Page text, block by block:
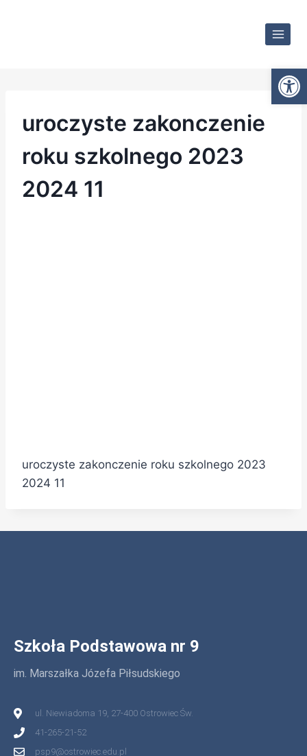
uroczyste zakonczenie
roku szkolnego 2023
2024 11
uroczyste zakonczenie roku szkolnego 2023
2024 11
Szkoła Podstawowa nr 9
im. Marszałka Józefa Piłsudskiego
ul. Niewiadoma 19, 27-400 Ostrowiec Św.
41-265-21-52
psp9@ostrowiec.edu.pl